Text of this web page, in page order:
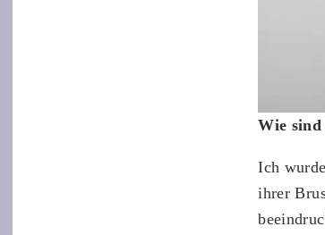
Wie sind
Ich
ihrer